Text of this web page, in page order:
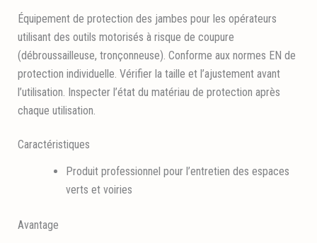
Équipement de protection des jambes pour les opérateurs
utilisant des outils motorisés à risque de coupure
(débroussailleuse, tronçonneuse). Conforme aux normes EN de
protection individuelle. Vérifier la taille et l’ajustement avant
l’utilisation. Inspecter l’état du matériau de protection après
chaque utilisation.
Caractéristiques
Produit professionnel pour l’entretien des espaces
verts et voiries
Avantage